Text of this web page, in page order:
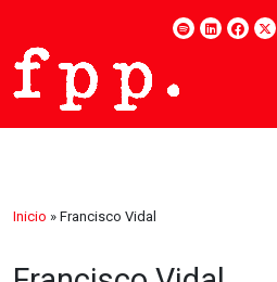
Inicio » Francisco Vidal